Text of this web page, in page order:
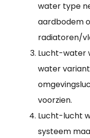
water type
aardbodem
radiatoren/
Lucht-water
water
voorzien.
Lucht-lucht
systeem